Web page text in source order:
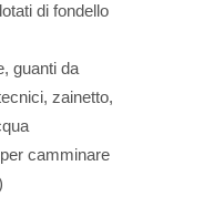
di fondello
guanti da
zainetto,
camminare